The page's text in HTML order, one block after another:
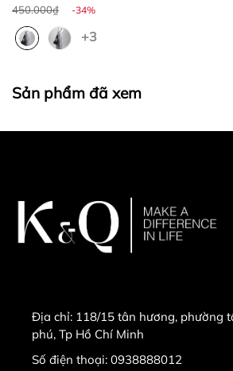
450.000₫ -34%
+3
Sản phẩm đã xem
Địa chỉ: 118/15 tân hương, phường
phú, Tp Hồ Chí Minh
Số điện thoại: 0938888012